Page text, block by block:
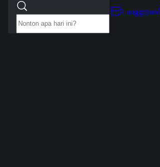
Langganan